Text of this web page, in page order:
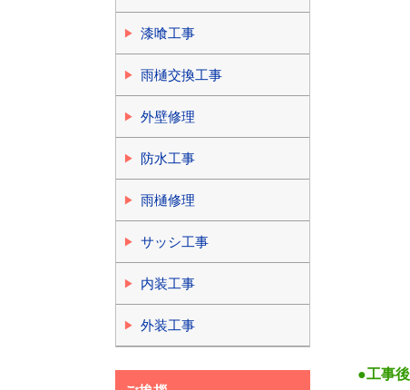
●工事
漆喰工事
雨樋交換工事
外壁修理
防水工事
雨樋修理
サッシ工事
内装工事
外装工事